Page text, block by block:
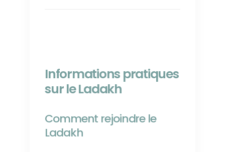
Informations pratiques
sur le Ladakh
Comment rejoindre le
Ladakh